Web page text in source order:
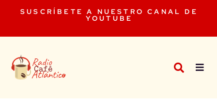
SUSCRÍBETE A NUESTRO CANAL DE
YOUTUBE